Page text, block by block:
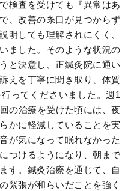
検査を受けても『異常はあ
、改善の糸口が見つからず
明しても理解されにくく、
ました。そのような状況の
と決意し、正鍼灸院に通い
えを丁寧に聞き取り、体質
ってくださいました。週1
の治療を受けた頃には、夜
かに軽減していることを実
が気になって眠れなかった
つけるようになり、朝まで
す。鍼灸治療を通じて、自
緊張が和らいだことを強く